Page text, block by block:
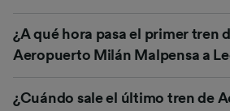
¿A qué hora pasa el primer tren
Aeropuerto Milán Malpensa a
¿Cuándo sale el último tren de